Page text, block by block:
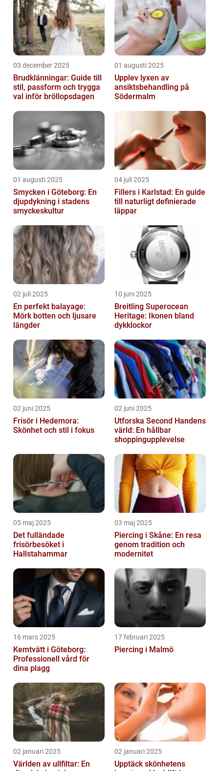
03 december 2025
Brudklänningar: Guide till
stil, passform och trygga
val inför bröllopsdagen
01 augusti 2025
Upplev lyxen av
ansiktsbehandling på
Södermalm
01 augusti 2025
Smycken i Göteborg: En
djupdykning i stadens
smyckeskultur
04 juli 2025
Fillers i Karlstad: En guide
till naturligt definierade
läppar
02 juli 2025
En perfekt balayage:
Mörk botten och ljusare
längder
10 juni 2025
Breitling Superocean
Heritage: Ikonen bland
dykklockor
02 juni 2025
Frisör i Hedemora:
Skönhet och stil i fokus
02 juni 2025
Utforska Second Handens
värld: En hållbar
shoppingupplevelse
05 maj 2025
Det fulländade
frisörbesöket i
Hallstahammar
03 maj 2025
Piercing i Skåne: En resa
genom tradition och
modernitet
16 mars 2025
Kemtvätt i Göteborg:
Professionell vård för
dina plagg
17 februari 2025
Piercing i Malmö
02 januari 2025
Världen av ullfiltar: En
02 januari 2025
Upptäck skönhetens